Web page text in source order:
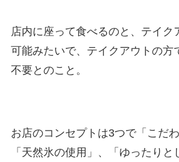
店内に座って食べるのと、テイク
可能みたいで、テイクアウトの方
不要とのこと。
お店のコンセプトは3つで「こだ
「天然氷の使用」、「ゆったりと